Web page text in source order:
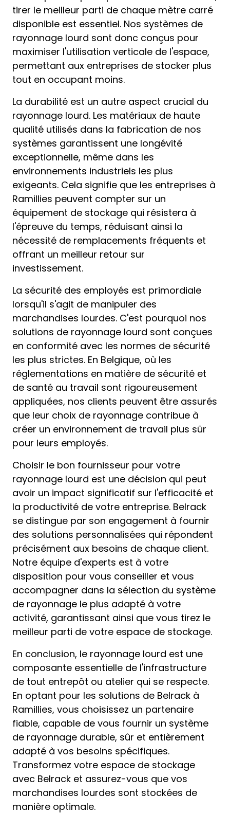
tirer le meilleur parti de chaque mètre carré
disponible est essentiel. Nos systèmes de
rayonnage lourd sont donc conçus pour
maximiser l'utilisation verticale de l'espace,
permettant aux entreprises de stocker plus
tout en occupant moins.
La durabilité est un autre aspect crucial du
rayonnage lourd. Les matériaux de haute
qualité utilisés dans la fabrication de nos
systèmes garantissent une longévité
exceptionnelle, même dans les
environnements industriels les plus
exigeants. Cela signifie que les entreprises à
Ramillies peuvent compter sur un
équipement de stockage qui résistera à
l'épreuve du temps, réduisant ainsi la
nécessité de remplacements fréquents et
offrant un meilleur retour sur
investissement.
La sécurité des employés est primordiale
lorsqu'il s'agit de manipuler des
marchandises lourdes. C'est pourquoi nos
solutions de rayonnage lourd sont conçues
en conformité avec les normes de sécurité
les plus strictes. En Belgique, où les
réglementations en matière de sécurité et
de santé au travail sont rigoureusement
appliquées, nos clients peuvent être assurés
que leur choix de rayonnage contribue à
créer un environnement de travail plus sûr
pour leurs employés.
Choisir le bon fournisseur pour votre
rayonnage lourd est une décision qui peut
avoir un impact significatif sur l'efficacité et
la productivité de votre entreprise. Belrack
se distingue par son engagement à fournir
des solutions personnalisées qui répondent
précisément aux besoins de chaque client.
Notre équipe d'experts est à votre
disposition pour vous conseiller et vous
accompagner dans la sélection du système
de rayonnage le plus adapté à votre
activité, garantissant ainsi que vous tirez le
meilleur parti de votre espace de stockage.
En conclusion, le rayonnage lourd est une
composante essentielle de l'infrastructure
de tout entrepôt ou atelier qui se respecte.
En optant pour les solutions de Belrack à
Ramillies, vous choisissez un partenaire
fiable, capable de vous fournir un système
de rayonnage durable, sûr et entièrement
adapté à vos besoins spécifiques.
Transformez votre espace de stockage
avec Belrack et assurez-vous que vos
marchandises lourdes sont stockées de
manière optimale.